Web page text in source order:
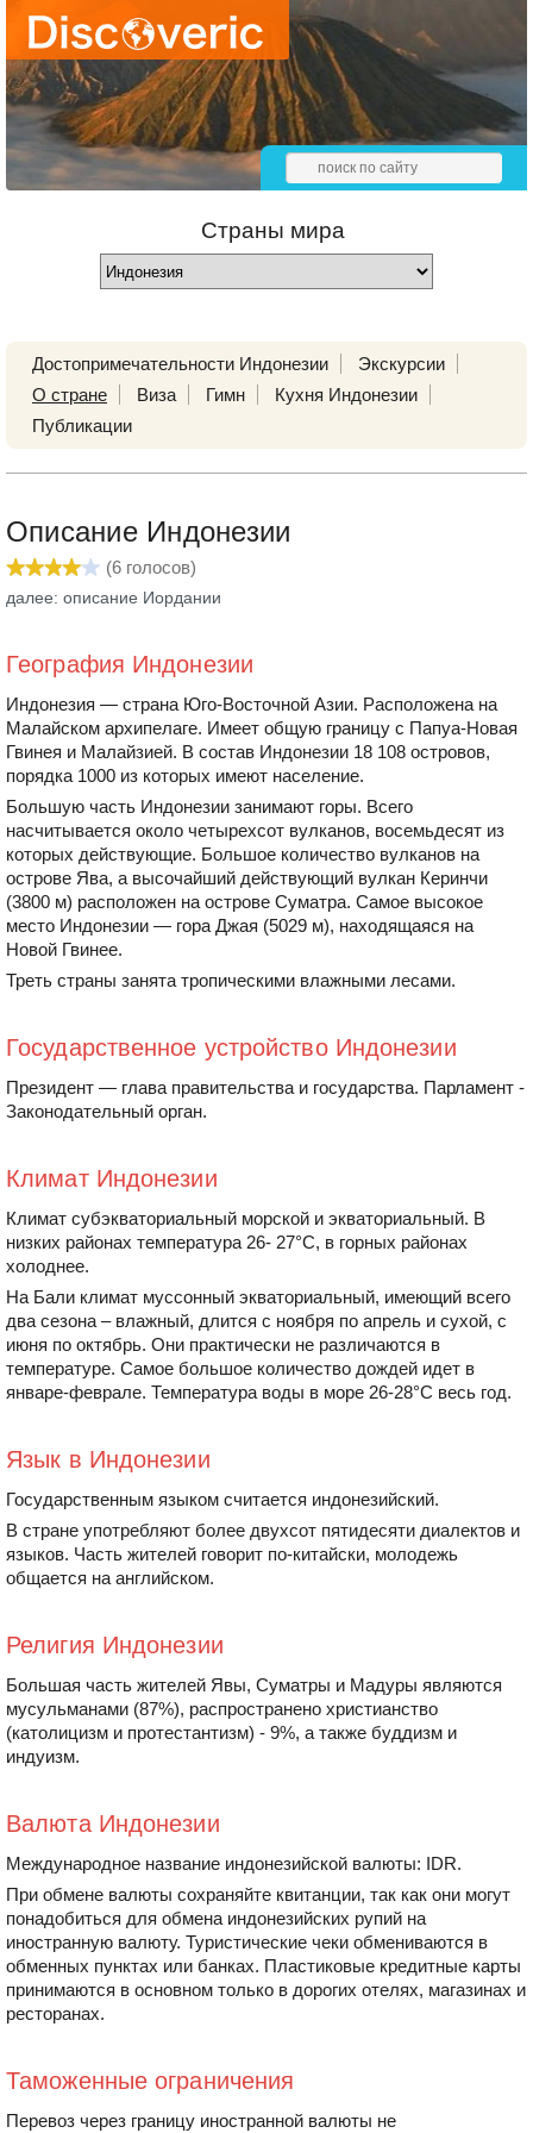
Страны мира
Достопримечательности Индонезии
Экскурсии
О стране
Виза Гимн
Кухня Индонезии
Публикации
Описание Индонезии
(6 голосов)
далее: описание Иордании
География Индонезии
Индонезия — страна Юго-Восточной Азии. Расположена на
Малайском архипелаге. Имеет общую границу с Папуа-Новая
Гвинея и Малайзией. В состав Индонезии 18 108 островов,
порядка 1000 из которых имеют население.
Большую часть Индонезии занимают горы. Всего
насчитывается около четырехсот вулканов, восемьдесят из
которых действующие. Большое количество вулканов на
острове Ява, а высочайший действующий вулкан Керинчи
(3800 м) расположен на острове Суматра. Самое высокое
место Индонезии — гора Джая (5029 м), находящаяся на
Новой Гвинее.
Треть страны занята тропическими влажными лесами.
Государственное устройство Индонезии
Президент — глава правительства и государства. Парламент -
Законодательный орган.
Климат Индонезии
Климат субэкваториальный морской и экваториальный. В
низких районах температура 26- 27°С, в горных районах
холоднее.
На Бали климат муссонный экваториальный, имеющий всего
два сезона – влажный, длится с ноября по апрель и сухой, с
июня по октябрь. Они практически не различаются в
температуре. Самое большое количество дождей идет в
январе-феврале. Температура воды в море 26-28°С весь год.
Язык в Индонезии
Государственным языком считается индонезийский.
В стране употребляют более двухсот пятидесяти диалектов и
языков. Часть жителей говорит по-китайски, молодежь
общается на английском.
Религия Индонезии
Большая часть жителей Явы, Суматры и Мадуры являются
мусульманами (87%), распространено христианство
(католицизм и протестантизм) - 9%, а также буддизм и
индуизм.
Валюта Индонезии
Международное название индонезийской валюты: IDR.
При обмене валюты сохраняйте квитанции, так как они могут
понадобиться для обмена индонезийских рупий на
иностранную валюту. Туристические чеки обмениваются в
обменных пунктах или банках. Пластиковые кредитные карты
принимаются в основном только в дорогих отелях, магазинах и
ресторанах.
Таможенные ограничения
Перевоз через границу иностранной валюты не